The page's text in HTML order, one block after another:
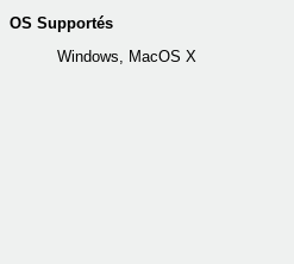
OS Supportés
Windows, MacOS X